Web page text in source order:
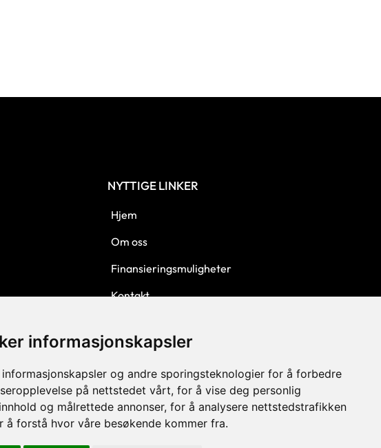
informasjonskapsler
og andre sporingsteknologier for å forbedre
på nettstedet vårt, for å vise deg personlig
og målrettede annonser, for å analysere nettstedstrafikken
å forstå hvor våre besøkende kommer fra.
NYTTIGE LINKER
Hjem
Om oss
Finansieringsmuligheter
Kontakt
Kjøpsbetingelser